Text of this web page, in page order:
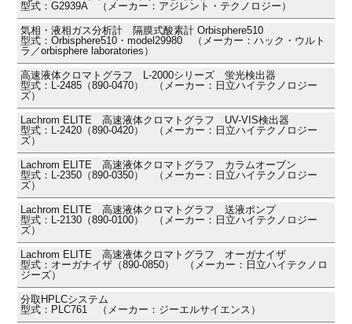
型式：G2939A （メーカー：アジレント・テクノロジー）
気相・液相ガス分析計 隔膜式酸素計 Orbisphere510
型式：Orbisphere510・model29980 （メーカー：ハック・ウルト
ラ／orbisphere laboratories）
高速液体クロマトグラフ L-2000シリーズ 蛍光検出器
型式：L-2485（890-0470） （メーカー：日立ハイテクノロジー
ズ）
Lachrom ELITE 高速液体クロマトグラフ UV-VIS検出器
型式：L-2420（890-0420） （メーカー：日立ハイテクノロジー
ズ）
Lachrom ELITE 高速液体クロマトグラフ カラムオーブン
型式：L-2350（890-0350） （メーカー：日立ハイテクノロジー
ズ）
Lachrom ELITE 高速液体クロマトグラフ 送液ポンプ
型式：L-2130（890-0100） （メーカー：日立ハイテクノロジー
ズ）
Lachrom ELITE 高速液体クロマトグラフ オーガナイザ
型式：オーガナイザ（890-0850） （メーカー：日立ハイテクノロ
ジーズ）
分取HPLCシステム
型式：PLC761 （メーカー：ジーエルサイエンス）